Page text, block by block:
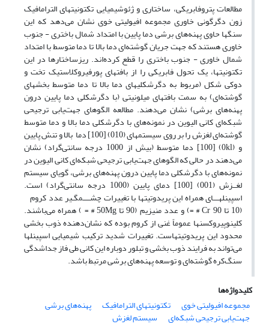
مطالعات پتروفابریکی، ساختاری و ژئوشیمیایی تکتونیتهای الترامافیک
زون دگرگونی خاوری مجموعه افیولیتی خوی نشان می‌دهد که این
سنگها حاوی پهنه‌های برشی دما پایین با امتداد شمال باختری - جنوب
خاوری هستند که جهت جریان گوشته‌ای دما بالا تا دما متوسط با امتداد
شمال خاوری - جنوب باختری را قطع کرده‌اند. ریزساختارها در این
تکتونیتها، یک تحول فابریکی را از بافتهای پورفیروکلاستیک تخت و
دوکی شکل (مربوط به دگرشکلیهای دما بالا تا دما متوسط بخشهای
گوشته‌ای) به سمت بافتهای میلونیتی (با دگرشکلی دما پایین درون
پهنه‌های برشی) نشان می‌دهند. مطالعه الگوهای جهت‌یابی ترجیحی
شبکه‌ای کانی الیوین در نمونه‌های با دگرشکلی دما بالا و دما متوسط
گوشته‌ای لغزش را بر روی سیستمهای (010) [100] دما بالا و تنش پایین
و (0kl) [100] دما متوسط (بیش از 1000 درجه سانتی‌گراد) نشان
می‌دهند در حالی که الگوهای جهت‌یابی ترجیحی شبکه‌ای کانی الیوین در
نمونه‌های با دگرشکلی دما پایین درون پهنه‌های برشی، گویای سیستم
لغــزش (001) [100] دمای پایین (1000 درجه سانتی‌گراد) است.
اسپینلهـــای همراه این پریدوتیتها با تغییرات چشــــمگـیر عدد کروم
(10 تا 90 Cr # =) و عدد منیزیم (90 تا 50Mg # = ) همراه می‌باشند.
کلینوپیروکسنها عموماً غنی از کروم بوده که نشان‌دهنده ذوب بخشی
محدود این پریدوتیتهاست. تغییرات شدید ترکیب شیمیایی اسپینلها
می‌تواند به فرایند ذوب بخشی و تبلور دوباره این کانی طی فاز جداشدگی
سنگ‌کره گوشته‌ای و توسعه پهنه‌های برشی مرتبط باشد.
کلیدواژه‌ها
مجموعه افیولیتی خوی
تکتونیتهای الترامافیک پهنه‌های برشی
جهت‌یابی ترجیحی شبکه‌ای
سیستم لغزش